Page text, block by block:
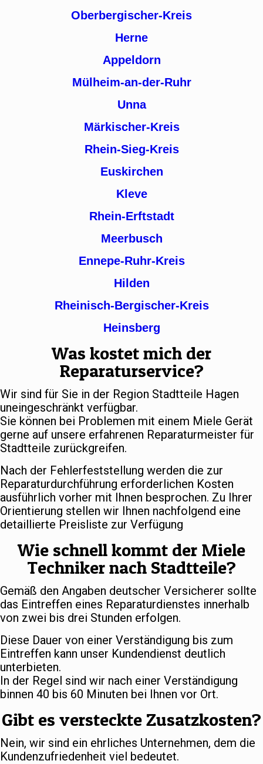
Oberbergischer-Kreis
Herne
Appeldorn
Mülheim-an-der-Ruhr
Unna
Märkischer-Kreis
Rhein-Sieg-Kreis
Euskirchen
Kleve
Rhein-Erftstadt
Meerbusch
Ennepe-Ruhr-Kreis
Hilden
Rheinisch-Bergischer-Kreis
Heinsberg
Was kostet mich der
Reparaturservice?
Wir sind für Sie in der Region Stadtteile Hagen
uneingeschränkt verfügbar.
Sie können bei Problemen mit einem Miele Gerät
gerne auf unsere erfahrenen Reparaturmeister für
Stadtteile zurückgreifen.
Nach der Fehlerfeststellung werden die zur
Reparaturdurchführung erforderlichen Kosten
ausführlich vorher mit Ihnen besprochen. Zu Ihrer
Orientierung stellen wir Ihnen nachfolgend eine
detaillierte Preisliste zur Verfügung
Wie schnell kommt der Miele
Techniker nach Stadtteile?
Gemäß den Angaben deutscher Versicherer sollte
das Eintreffen eines Reparaturdienstes innerhalb
von zwei bis drei Stunden erfolgen.
Diese Dauer von einer Verständigung bis zum
Eintreffen kann unser Kundendienst deutlich
unterbieten.
In der Regel sind wir nach einer Verständigung
binnen 40 bis 60 Minuten bei Ihnen vor Ort.
Gibt es versteckte Zusatzkosten?
Nein, wir sind ein ehrliches Unternehmen, dem die
Kundenzufriedenheit viel bedeutet.